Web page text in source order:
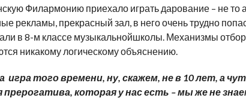
Филармонию приехало играть дарование – не то
рекламы, прекрасный зал, в него очень трудно
в 8-м классе музыкальнойшколы. Механизмы
никакому логическому объяснению.
игра того времени, ну, скажем, не в 10 лет, а
прерогатива, которая у нас есть – мы же не